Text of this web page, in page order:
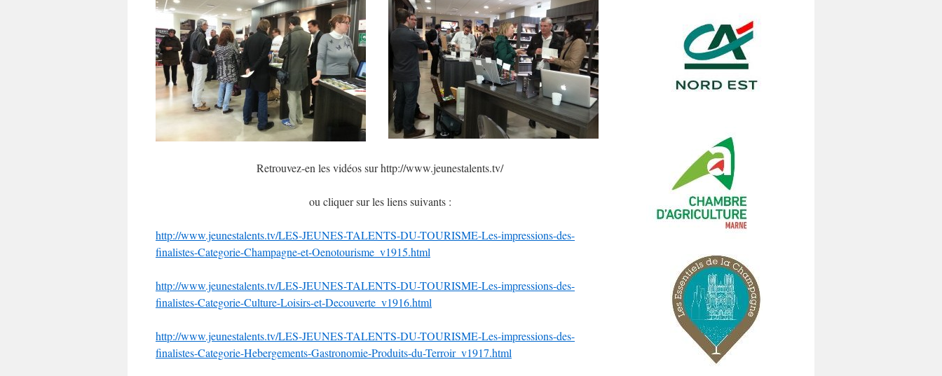
Retrouvez-en les vidéos sur http://www.jeunestalents.tv/
ou cliquer sur les liens suivants :
http://www.jeunestalents.tv/LES-JEUNES-TALENTS-DU-TOURISME-Les-impressions-des-
finalistes-Categorie-Champagne-et-Oenotourisme_v1915.html
http://www.jeunestalents.tv/LES-JEUNES-TALENTS-DU-TOURISME-Les-impressions-des-
finalistes-Categorie-Culture-Loisirs-et-Decouverte_v1916.html
http://www.jeunestalents.tv/LES-JEUNES-TALENTS-DU-TOURISME-Les-impressions-des-
finalistes-Categorie-Hebergements-Gastronomie-Produits-du-Terroir_v1917.html